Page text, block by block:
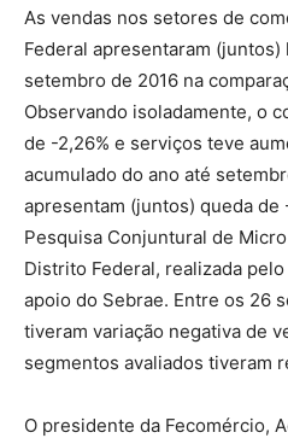
As vendas nos setores de
Federal apresentaram (juntos)
setembro de 2016 na
Observando isoladamente, o
de -2,26% e serviços teve
acumulado do ano até
apresentam (juntos) queda de
Pesquisa Conjuntural de
Distrito Federal, realizada
apoio do Sebrae. Entre os 26
tiveram variação negativa de
segmentos avaliados tiveram
O presidente da Fecomércio,